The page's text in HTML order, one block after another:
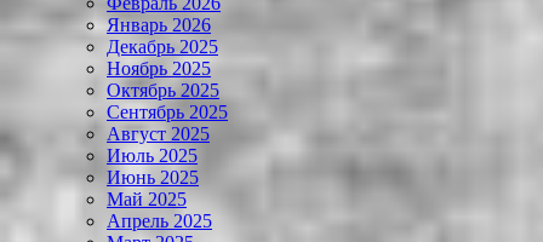
Январь 2026
Декабрь 2025
Ноябрь 2025
Октябрь 2025
Сентябрь 2025
Август 2025
Июль 2025
Июнь 2025
Май 2025
Апрель 2025